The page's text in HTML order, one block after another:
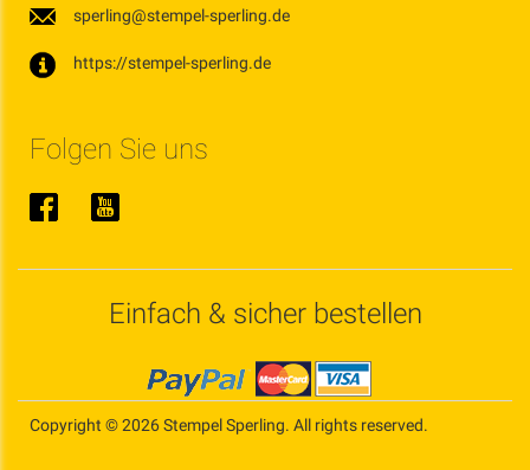
sperling@stempel-sperling.de
https://stempel-sperling.de
Folgen Sie uns
Einfach & sicher bestellen
Copyright © 2026 Stempel Sperling. All rights reserved.